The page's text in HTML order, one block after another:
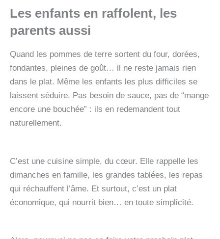
Les enfants en raffolent, les
parents aussi
Quand les pommes de terre sortent du four, dorées,
fondantes, pleines de goût… il ne reste jamais rien
dans le plat. Même les enfants les plus difficiles se
laissent séduire. Pas besoin de sauce, pas de “mange
encore une bouchée” : ils en redemandent tout
naturellement.
C’est une cuisine simple, du cœur. Elle rappelle les
dimanches en famille, les grandes tablées, les repas
qui réchauffent l’âme. Et surtout, c’est un plat
économique, qui nourrit bien… en toute simplicité.